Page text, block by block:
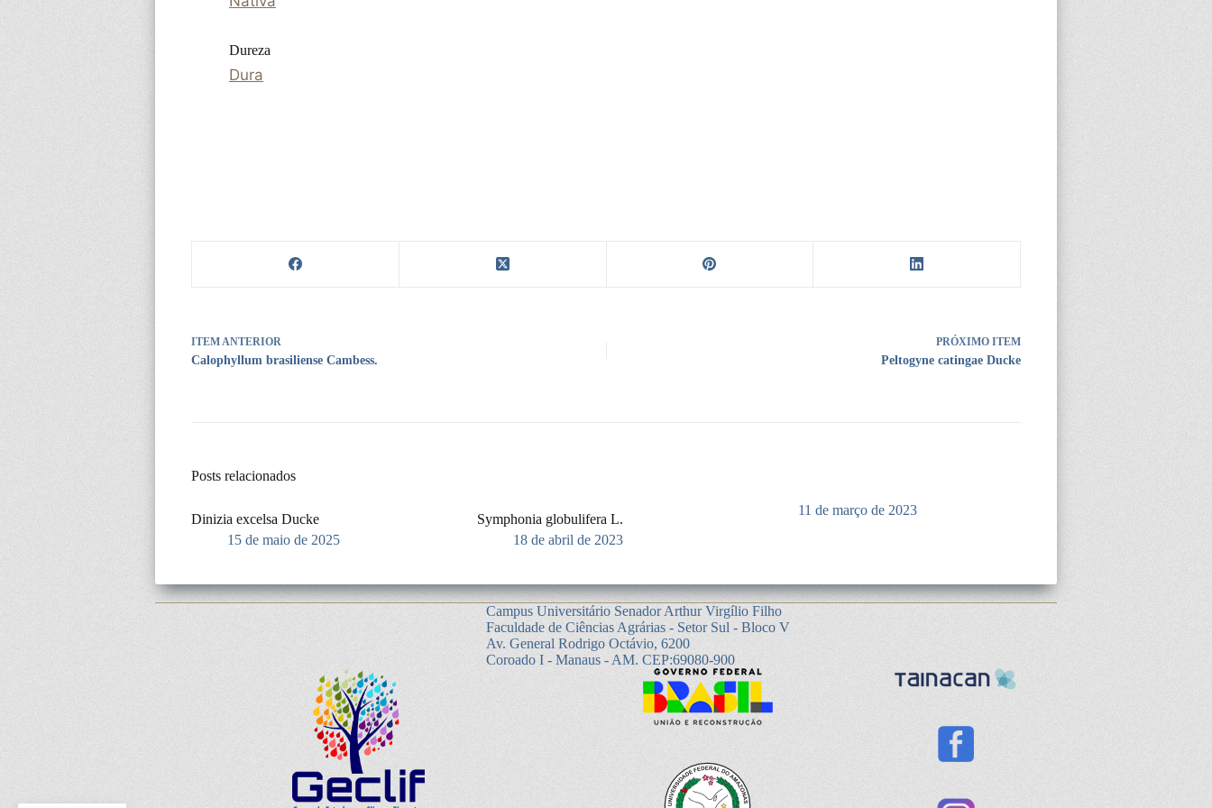
Dureza
Dura
ITEM ANTERIOR
Calophyllum brasiliense Cambess.
PRÓXIMO ITEM
Peltogyne catingae Ducke
Posts relacionados
Dinizia excelsa Ducke
15 de maio de 2025
Symphonia globulifera L.
18 de abril de 2023
11 de março de 2023
Campus Universitário Senador Arthur Virgílio Filho
Faculdade de Ciências Agrárias - Setor Sul - Bloco V
Av. General Rodrigo Octávio, 6200
Coroado I - Manaus - AM. CEP:69080-900